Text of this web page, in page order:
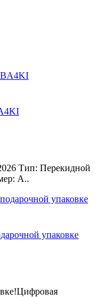
Тип: Перекидной
А..
упаковке